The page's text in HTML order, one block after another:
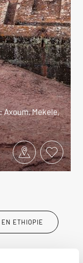
Axoum, Mekele,
ETHIOPIE